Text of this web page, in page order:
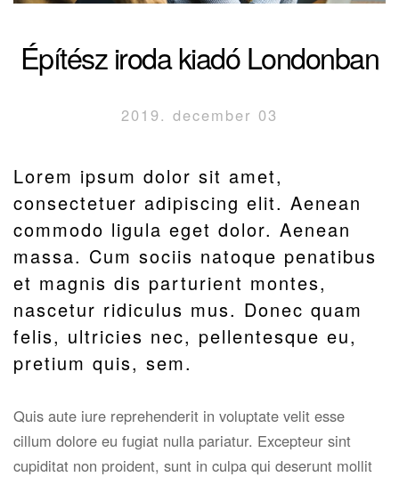
Építész iroda kiadó Londonban
2019. december 03
Lorem ipsum dolor sit amet,
consectetuer adipiscing elit. Aenean
commodo ligula eget dolor. Aenean
massa. Cum sociis natoque penatibus
et magnis dis parturient montes,
nascetur ridiculus mus. Donec quam
felis, ultricies nec, pellentesque eu,
pretium quis, sem.
Quis aute iure reprehenderit in voluptate velit esse
cillum dolore eu fugiat nulla pariatur. Excepteur sint
cupiditat non proident, sunt in culpa qui deserunt mollit